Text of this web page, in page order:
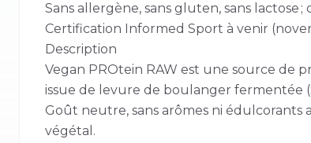
Sans allergène, sans gluten, sans lactose
Certification Informed Sport à venir
Description
Vegan PROtein RAW est une source de
issue de levure de boulanger fermentée
Goût neutre, sans arômes ni édulcorants
végétal.